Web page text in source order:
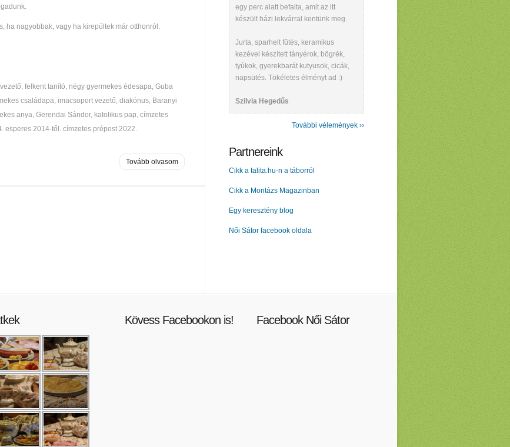
ha nagyobbak, vagy ha kirepültek már otthonról.
felkent tanító, négy gyermekes édesapa, Guba
családapa, imacsoport vezető, diakónus, Baranyi
anya, Gerendai Sándor, katolikus pap, címzetes
esperes 2014-től. címzetes prépost 2022.
Tovább olvasom
egy perc alatt befalta, amit az itt
készült házi lekvárral kentünk meg.
Jurta, sparhelt fűtés, keramikus
kezével készített tányérok, bögrék,
tyúkok, gyerekbarát kutyusok, cicák,
napsütés. Tökéletes élményt ad :)
Szilvia Hegedűs
További vélemények ››
Partnereink
Cikk a talita.hu-n a táborról
Cikk a Montázs Magazinban
Egy keresztény blog
Női Sátor facebook oldala
Kövess Facebookon is! Facebook Női Sátor